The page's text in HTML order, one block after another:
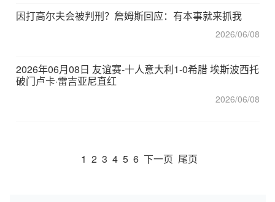
因打高尔夫会被判刑？詹姆斯回应：有本事就来抓我
2026/06/08
2026年06月08日 友谊赛-十人意大利1-0希腊 埃斯波西托
破门卢卡·雷吉亚尼直红
2026/06/08
1 2 3 4 5 6 下一页 尾页